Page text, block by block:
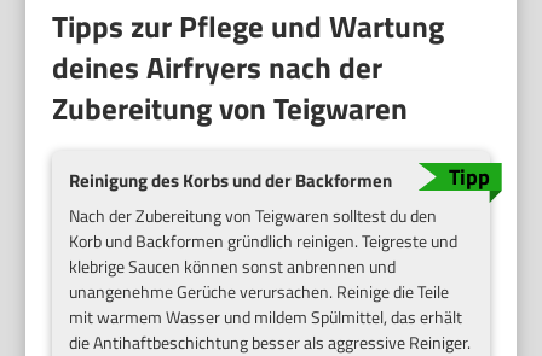
Tipps zur Pflege und Wartung
deines Airfryers nach der
Zubereitung von Teigwaren
Reinigung des Korbs und der Backformen
Nach der Zubereitung von Teigwaren solltest du den
Korb und Backformen gründlich reinigen. Teigreste und
klebrige Saucen können sonst anbrennen und
unangenehme Gerüche verursachen. Reinige die Teile
mit warmem Wasser und mildem Spülmittel, das erhält
die Antihaftbeschichtung besser als aggressive Reiniger.